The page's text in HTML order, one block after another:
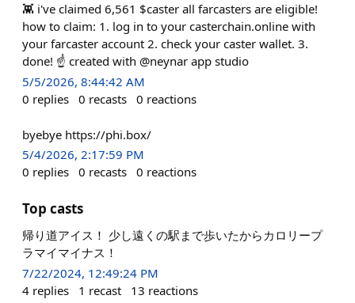
👾 i've claimed 6,561 $caster all farcasters are eligible!
how to claim: 1. log in to your casterchain.online with
your farcaster account 2. check your caster wallet. 3.
done! ☝️ created with @neynar app studio
5/5/2026, 8:44:42 AM
0 replies 0 recasts 0 reactions
byebye https://phi.box/
5/4/2026, 2:17:59 PM
0 replies 0 recasts 0 reactions
Top casts
帰り道アイス！ 少し遠くの駅まで歩いたからカロリープ
ラマイマイナス！
7/22/2024, 12:49:24 PM
4 replies 1 recast 13 reactions